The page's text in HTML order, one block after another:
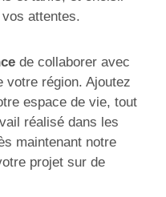
attentes.
de collaborer avec
votre région. Ajoutez
espace de vie, tout
réalisé dans les
maintenant notre
projet sur de